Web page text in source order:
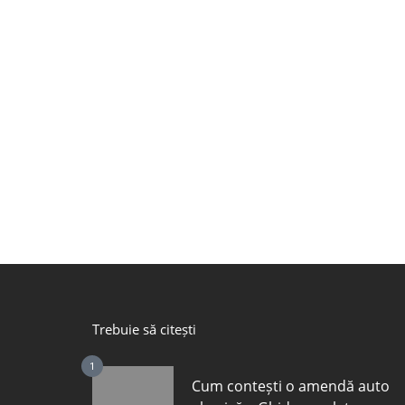
Trebuie să citești
1
Cum contești o amendă auto